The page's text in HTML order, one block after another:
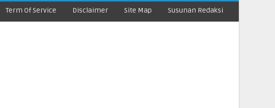
Term Of Service Disclaimer Site Map Susunan Redaksi